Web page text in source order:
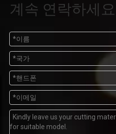
계속 연락하세요